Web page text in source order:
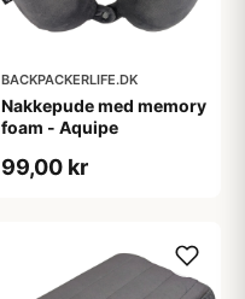
BACKPACKERLIFE.DK
Nakkepude med memory
foam - Aquipe
99,00 kr